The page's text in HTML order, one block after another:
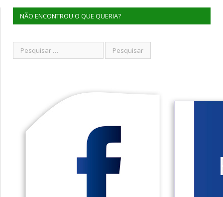
NÃO ENCONTROU O QUE QUERIA?